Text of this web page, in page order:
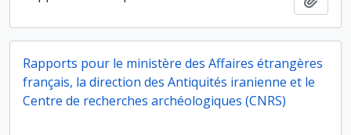
Rapports pour le ministère des Affaires étrangères
français, la direction des Antiquités iranienne et le
Centre de recherches archéologiques (CNRS)